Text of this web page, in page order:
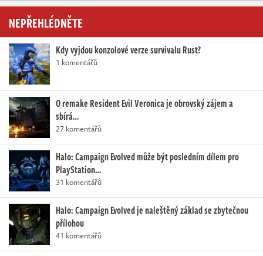
NEPŘEHLÉDNĚTE
Kdy vyjdou konzolové verze survivalu Rust?
1 komentářů
O remake Resident Evil Veronica je obrovský zájem a
sbírá…
27 komentářů
Halo: Campaign Evolved může být posledním dílem pro
PlayStation…
31 komentářů
Halo: Campaign Evolved je naleštěný základ se zbytečnou
přílohou
41 komentářů